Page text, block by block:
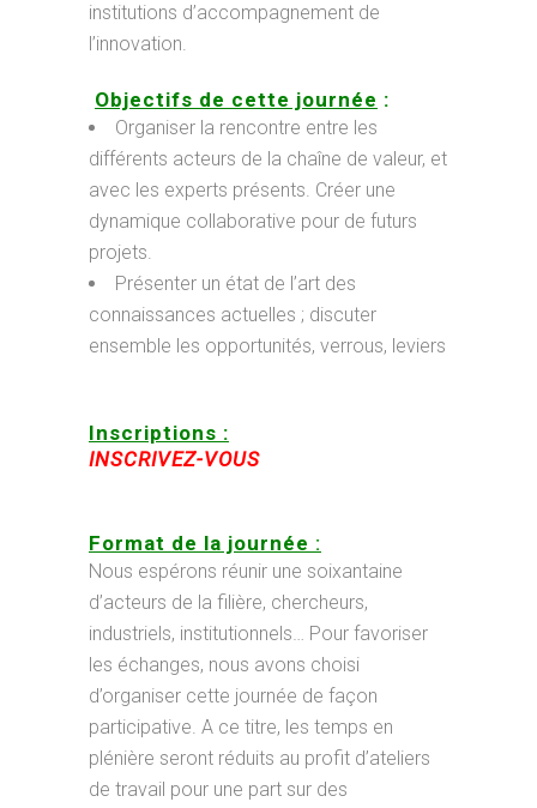
institutions d’accompagnement de
l’innovation.
Objectifs de cette journée :
Organiser la rencontre entre les
différents acteurs de la chaîne de valeur, et
avec les experts présents. Créer une
dynamique collaborative pour de futurs
projets.
Présenter un état de l’art des
connaissances actuelles ; discuter
ensemble les opportunités, verrous, leviers
Inscriptions :
INSCRIVEZ-VOUS
Format de la journée :
Nous espérons réunir une soixantaine
d’acteurs de la filière, chercheurs,
industriels, institutionnels… Pour favoriser
les échanges, nous avons choisi
d’organiser cette journée de façon
participative. A ce titre, les temps en
plénière seront réduits au profit d’ateliers
de travail pour une part sur des